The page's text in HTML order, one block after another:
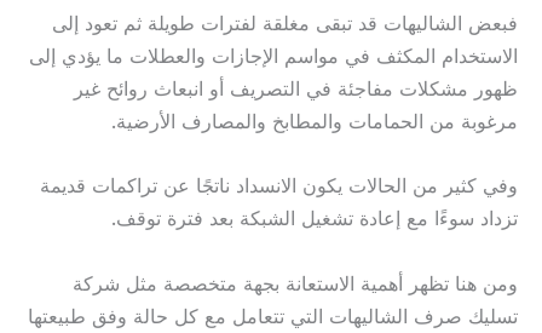
فبعض الشاليهات قد تبقى مغلقة لفترات طويلة ثم تعود إلى
الاستخدام المكثف في مواسم الإجازات والعطلات ما يؤدي إلى
ظهور مشكلات مفاجئة في التصريف أو انبعاث روائح غير
مرغوبة من الحمامات والمطابخ والمصارف الأرضية.
وفي كثير من الحالات يكون الانسداد ناتجًا عن تراكمات قديمة
تزداد سوءًا مع إعادة تشغيل الشبكة بعد فترة توقف.
ومن هنا تظهر أهمية الاستعانة بجهة متخصصة مثل شركة
تسليك صرف الشاليهات التي تتعامل مع كل حالة وفق طبيعتها